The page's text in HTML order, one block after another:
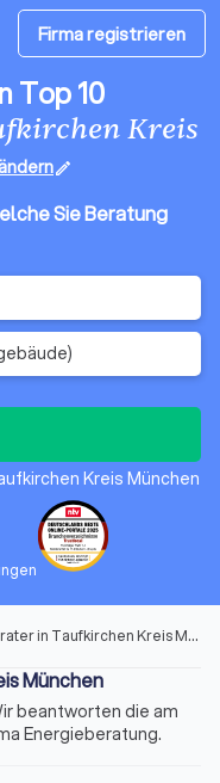
Firma registrieren
Top 10
Kreis
edit
Sie Beratung
Kreis München
in Taufkirchen Kreis München
München
beantworten die am
Energieberatung.